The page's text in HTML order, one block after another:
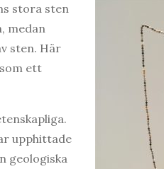
stora sten
medan
sten. Här
ett
upphittade
geologiska